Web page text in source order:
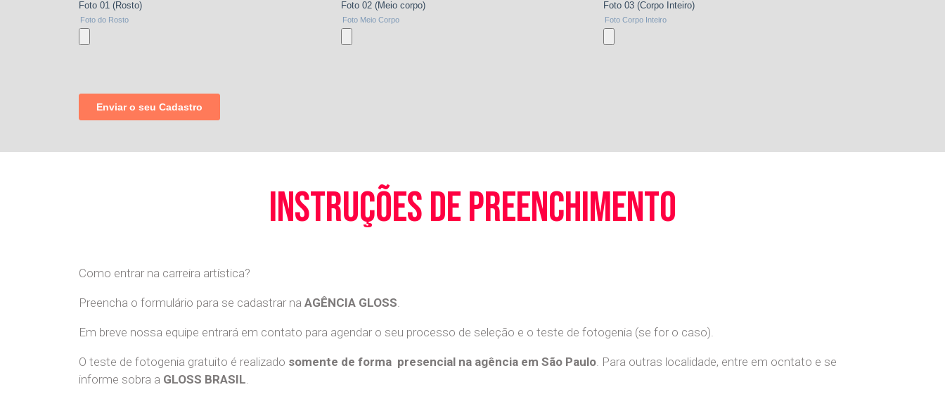
instruções de preenchimento
Como entrar na carreira artística?
Preencha o formulário para se cadastrar na AGÊNCIA GLOSS.
Em breve nossa equipe entrará em contato para agendar o seu processo de seleção e o teste de fotogenia (se for o caso).
O teste de fotogenia gratuito é realizado somente de forma presencial na agência em São Paulo. Para outras localidade, entre em ocntato e se
informe sobra a GLOSS BRASIL.